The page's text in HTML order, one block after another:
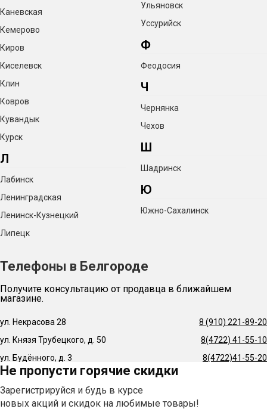
Каневская
Кемерово
Киров
Киселевск
Клин
Ковров
Кувандык
Курск
Л
Лабинск
Ленинградская
Ленинск-Кузнецкий
Липецк
Ульяновск
Уссурийск
Ф
Феодосия
Ч
Чернянка
Чехов
Ш
Шадринск
Ю
Южно-Сахалинск
Телефоны в Белгороде
Получите консультацию от продавца в ближайшем
магазине.
ул. Некрасова 28
8 (910) 221-89-20
ул. Князя Трубецкого, д. 50
8(4722) 41-55-10
ул. Будённого, д. 3
8(4722)41-55-20
Не пропусти горячие скидки
Зарегистрируйся и будь в курсе
новых акций и скидок на любимые товары!